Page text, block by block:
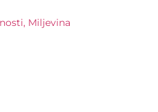
Miljevina